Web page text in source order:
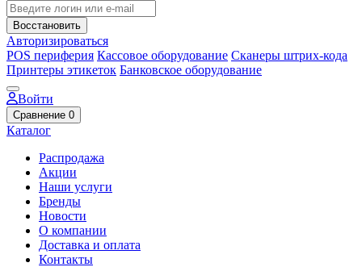
Восстановить
Авторизироваться
POS периферия Кассовое оборудование Сканеры штрих-кода
Принтеры этикеток Банковское оборудование
Войти
Сравнение 0
Каталог
Распродажа
Акции
Наши услуги
Бренды
Новости
О компании
Доставка и оплата
Контакты